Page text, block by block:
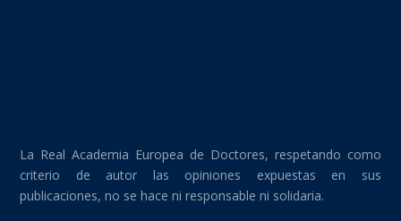
La Real Academia Europea de Doctores, respetando como
criterio de autor las opiniones expuestas en sus
publicaciones, no se hace ni responsable ni solidaria.